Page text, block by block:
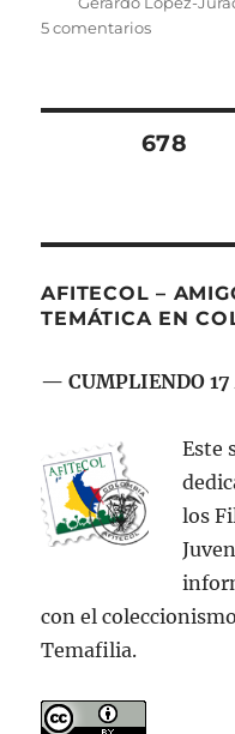
5 comentariosen
Navegación
entradas
PÁGINA678
AFITECOL –
TEMÁTICA EN
— CUMPLIENDO 17
Este
los
con el
Temafilia.